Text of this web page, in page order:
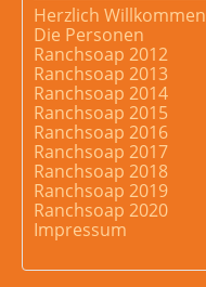
Herzlich Willkommen
Die Personen
Ranchsoap 2012
Ranchsoap 2013
Ranchsoap 2014
Ranchsoap 2015
Ranchsoap 2016
Ranchsoap 2017
Ranchsoap 2018
Ranchsoap 2019
Ranchsoap 2020
Impressum